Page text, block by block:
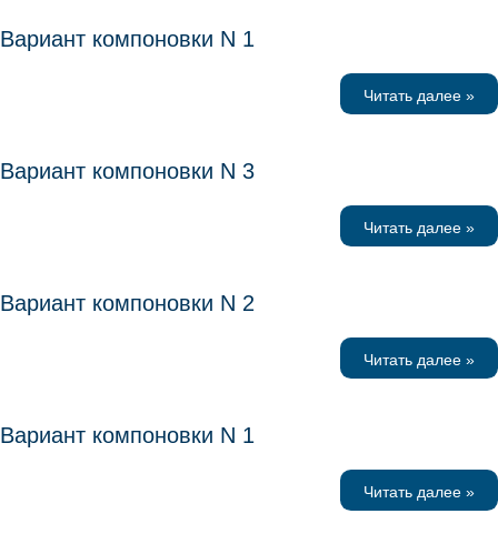
Вариант компоновки N 1
Читать далее »
Вариант компоновки N 3
Читать далее »
Вариант компоновки N 2
Читать далее »
Вариант компоновки N 1
Читать далее »